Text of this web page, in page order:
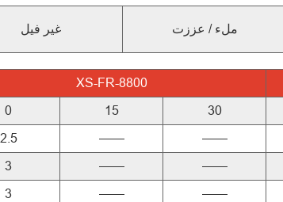
غير فيل ملء / عززت
XS-FR-8800
0 15 30
2.5 —— ——
3 —— ——
3 —— ——